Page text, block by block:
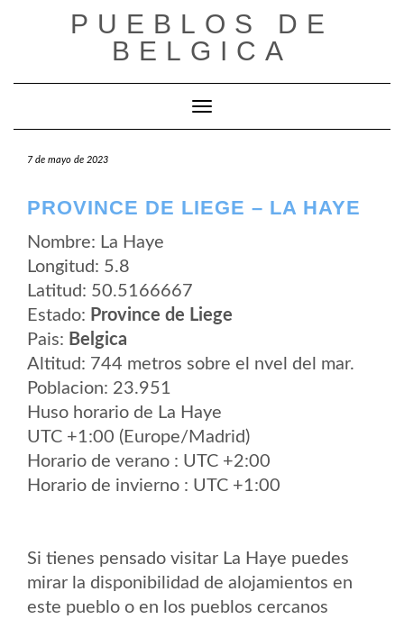
PUEBLOS DE
BELGICA
Cambiar modo de navegación
7 de mayo de 2023
PROVINCE DE LIEGE – LA HAYE
Nombre: La Haye
Longitud: 5.8
Latitud: 50.5166667
Estado: Province de Liege
Pais: Belgica
Altitud: 744 metros sobre el nvel del mar.
Poblacion: 23.951
Huso horario de La Haye
UTC +1:00 (Europe/Madrid)
Horario de verano : UTC +2:00
Horario de invierno : UTC +1:00
Si tienes pensado visitar La Haye puedes
mirar la disponibilidad de alojamientos en
este pueblo o en los pueblos cercanos